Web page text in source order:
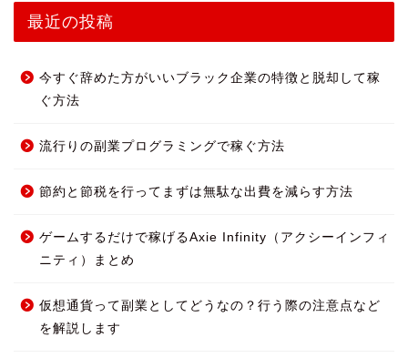
最近の投稿
今すぐ辞めた方がいいブラック企業の特徴と脱却して稼
ぐ方法
流行りの副業プログラミングで稼ぐ方法
節約と節税を行ってまずは無駄な出費を減らす方法
ゲームするだけで稼げるAxie Infinity（アクシーインフィ
ニティ）まとめ
仮想通貨って副業としてどうなの？行う際の注意点など
を解説します